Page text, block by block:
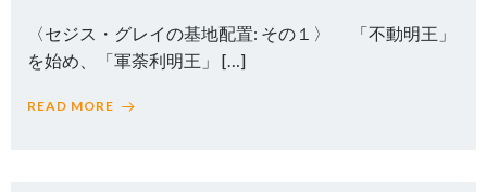
〈セジス・グレイの基地配置: その１〉 「不動明王」
を始め、「軍荼利明王」 […]
READ MORE